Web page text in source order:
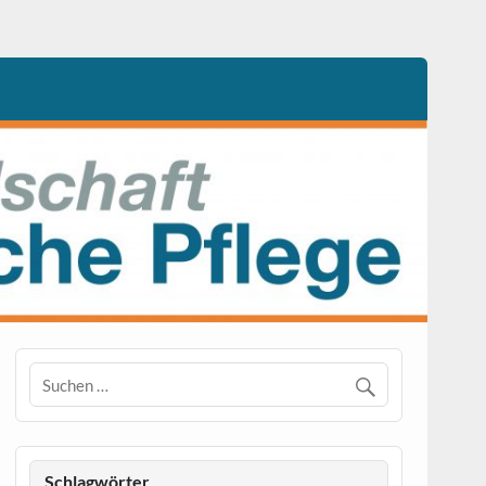
Schlagwörter